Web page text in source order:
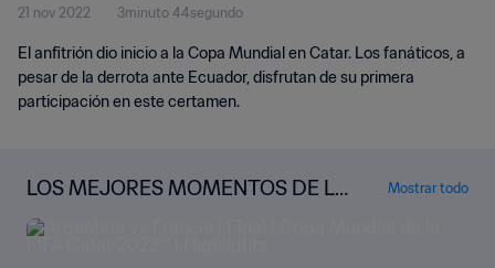
21 nov 2022 3minuto 44segundo
El anfitrión dio inicio a la Copa Mundial en Catar. Los fanáticos, a
pesar de la derrota ante Ecuador, disfrutan de su primera
participación en este certamen.
LOS MEJORES MOMENTOS DE LA
COPA MUNDIAL
Mostrar todo